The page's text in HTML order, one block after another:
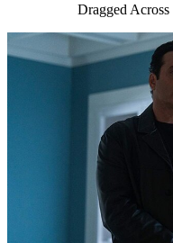
Dragged